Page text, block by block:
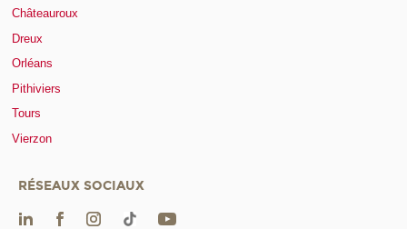
Châteauroux
Dreux
Orléans
Pithiviers
Tours
Vierzon
RÉSEAUX SOCIAUX